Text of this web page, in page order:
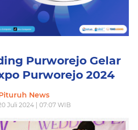
Purworejo Gelar
Purworejo 2024
News
Juli 2024 | 07:07 WIB